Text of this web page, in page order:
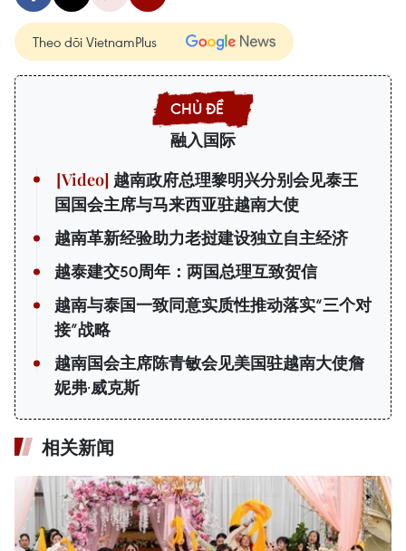
Theo dõi VietnamPlus
融入国际
越南政府总理黎明兴分别会见泰王
国国会主席与马来西亚驻越南大使
越南革新经验助力老挝建设独立自主经济
越泰建交50周年：两国总理互致贺信
越南与泰国一致同意实质性推动落实“三个对
接”战略
越南国会主席陈青敏会见美国驻越南大使詹
妮弗·威克斯
相关新闻